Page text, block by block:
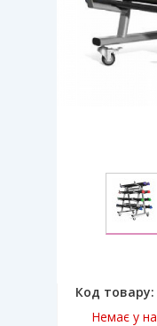
Код товару:
Немає у